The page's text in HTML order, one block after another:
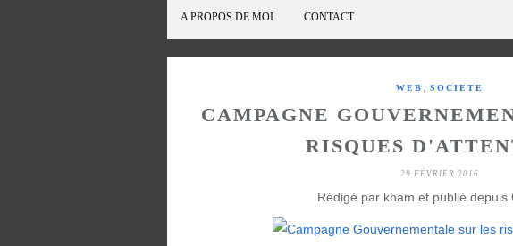
A PROPOS DE MOI CONTACT
WEB SOCIETE
CAMPAGNE
RISQUES
29 FÉVRIER 2016
Rédigé par kham et publié depuis